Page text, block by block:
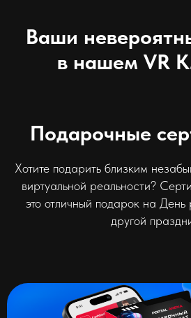
Ваши
в нашем VR
Подарочные
Хотите подарить близким
виртуальной реальности?
это отличный подарок на
другой